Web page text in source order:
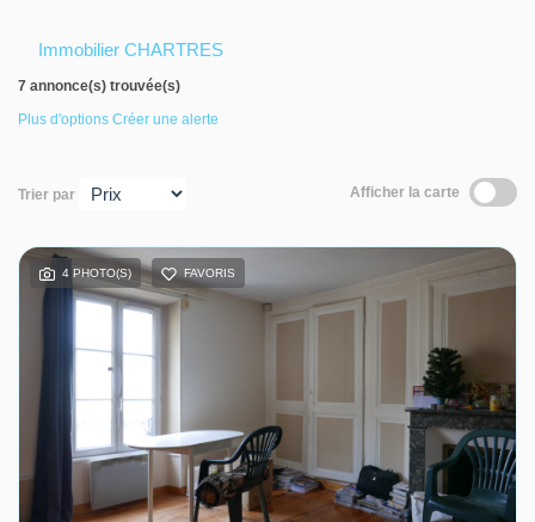
Immobilier CHARTRES
7 annonce(s) trouvée(s)
Plus d'options Créer une alerte
Trier par Afficher la carte
4 PHOTO(S) FAVORIS